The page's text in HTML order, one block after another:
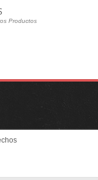
Productos